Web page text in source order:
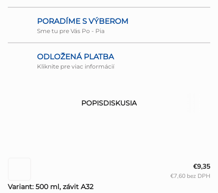
PORADÍME S VÝBEROM
Sme tu pre Vás Po - Pia
ODLOŽENÁ PLATBA
Kliknite pre viac informácií
POPISDISKUSIA
Variant: 500 ml, závit A32
€9,35
€7,60 bez DPH